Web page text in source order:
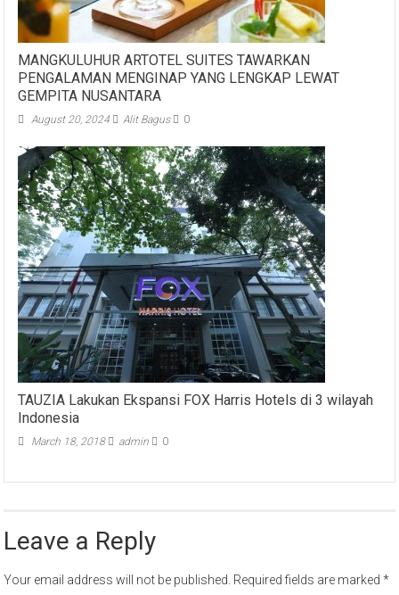
MANGKULUHUR ARTOTEL SUITES TAWARKAN
PENGALAMAN MENGINAP YANG LENGKAP LEWAT
GEMPITA NUSANTARA
August 20, 2024 Alit Bagus 0
TAUZIA Lakukan Ekspansi FOX Harris Hotels di 3 wilayah
Indonesia
March 18, 2018 admin 0
Leave a Reply
Your email address will not be published. Required fields are marked*